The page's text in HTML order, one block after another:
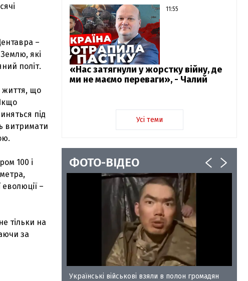
–
які
політ.
життя, що
під
витримати
100 і
–
тільки на
за
11:55
«Нас затягнули у жорстку війну, де
ми не маємо переваги», - Чалий
Усі теми
ФОТО-ВІДЕО
Українські військові взяли в полон громадян